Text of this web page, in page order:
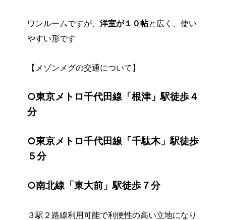
ワンルームですが、 洋室が１０帖と広く、使い
やすい形です
【メゾンメグの交通について】
○東京メトロ千代田線「根津」駅徒歩４
分
○東京メトロ千代田線「千駄木」駅徒歩
５分
○南北線「東大前」駅徒歩７分
３駅２路線利用可能で利便性の高い立地になり